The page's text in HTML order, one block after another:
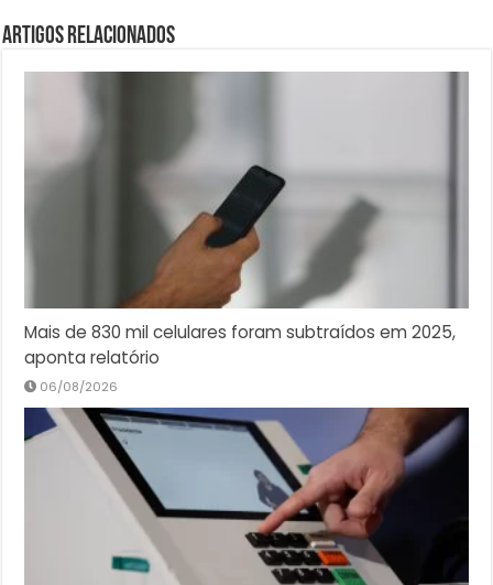
Artigos Relacionados
Mais de 830 mil celulares foram subtraídos em 2025,
aponta relatório
06/08/2026